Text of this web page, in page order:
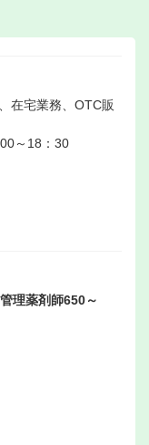
在宅業務、OTC販
～18：30
理薬剤師650～